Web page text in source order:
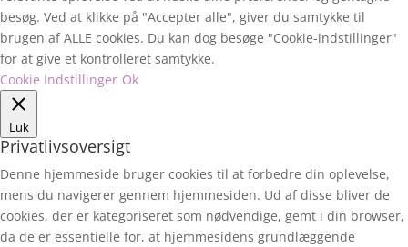
besøg. Ved at klikke på "Accepter alle", giver du samtykke til
brugen af ALLE cookies. Du kan dog besøge "Cookie-indstillinger"
for at give et kontrolleret samtykke.
Cookie Indstillinger Ok
Luk
Privatlivsoversigt
Denne hjemmeside bruger cookies til at forbedre din oplevelse,
mens du navigerer gennem hjemmesiden. Ud af disse bliver de
cookies, der er kategoriseret som nødvendige, gemt i din browser,
da de er essentielle for, at hjemmesidens grundlæggende